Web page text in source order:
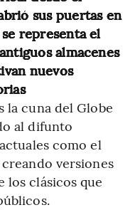
sus puertas en
representa el
almacenes
nuevos
la cuna del Globe
al difunto
como el
versiones
los clásicos que